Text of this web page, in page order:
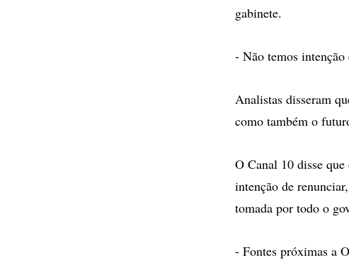
gabinete.
- Não temos intenção
Analistas disseram
como também o
O Canal 10 disse
intenção de
tomada por todo o
- Fontes próximas a